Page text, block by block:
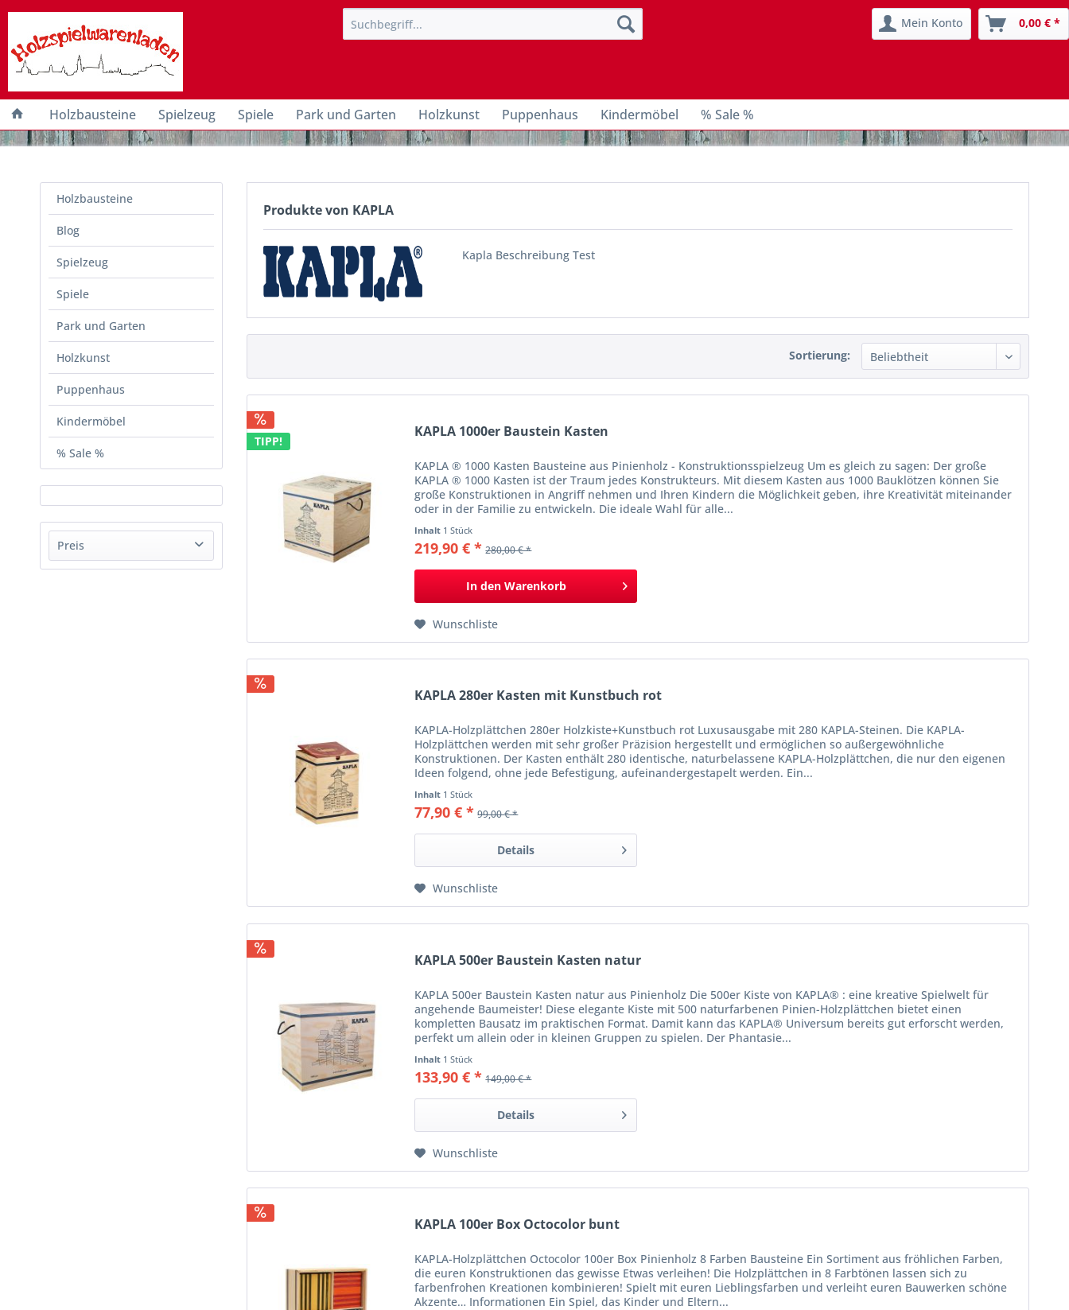
Mein Konto 0,00 € *
Holzbausteine Spielzeug Spiele Park und Garten Holzkunst Puppenhaus Kindermöbel % Sale %
Holzbausteine
Blog
Spielzeug
Spiele
Park und Garten
Holzkunst
Puppenhaus
Kindermöbel
% Sale %
Preis
Produkte von KAPLA
Kapla Beschreibung Test
Sortierung:
TIPP!
KAPLA 1000er Baustein Kasten
KAPLA ® 1000 Kasten Bausteine aus Pinienholz - Konstruktionsspielzeug Um es gleich zu sagen: Der große
KAPLA ® 1000 Kasten ist der Traum jedes Konstrukteurs. Mit diesem Kasten aus 1000 Bauklötzen können Sie
große Konstruktionen in Angriff nehmen und Ihren Kindern die Möglichkeit geben, ihre Kreativität miteinander
oder in der Familie zu entwickeln. Die ideale Wahl für alle...
Inhalt 1 Stück
219,90 € * 280,00 € *
In den Warenkorb
Wunschliste
KAPLA 280er Kasten mit Kunstbuch rot
KAPLA-Holzplättchen 280er Holzkiste+Kunstbuch rot Luxusausgabe mit 280 KAPLA-Steinen. Die KAPLA-
Holzplättchen werden mit sehr großer Präzision hergestellt und ermöglichen so außergewöhnliche
Konstruktionen. Der Kasten enthält 280 identische, naturbelassene KAPLA-Holzplättchen, die nur den eigenen
Ideen folgend, ohne jede Befestigung, aufeinandergestapelt werden. Ein...
Inhalt 1 Stück
77,90 € * 99,00 € *
Details
Wunschliste
KAPLA 500er Baustein Kasten natur
KAPLA 500er Baustein Kasten natur aus Pinienholz Die 500er Kiste von KAPLA® : eine kreative Spielwelt für
angehende Baumeister! Diese elegante Kiste mit 500 naturfarbenen Pinien-Holzplättchen bietet einen
kompletten Bausatz im praktischen Format. Damit kann das KAPLA® Universum bereits gut erforscht werden,
perfekt um allein oder in kleinen Gruppen zu spielen. Der Phantasie...
Inhalt 1 Stück
133,90 € * 149,00 € *
Details
Wunschliste
KAPLA 100er Box Octocolor bunt
KAPLA-Holzplättchen Octocolor 100er Box Pinienholz 8 Farben Bausteine Ein Sortiment aus fröhlichen Farben,
die euren Konstruktionen das gewisse Etwas verleihen! Die Holzplättchen in 8 Farbtönen lassen sich zu
farbenfrohen Kreationen kombinieren! Spielt mit euren Lieblingsfarben und verleiht euren Bauwerken schöne
Akzente… Informationen Ein Spiel, das Kinder und Eltern...